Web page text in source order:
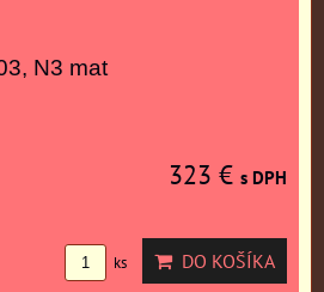
N3 mat
323 € s DPH
ks DO KOŠÍKA